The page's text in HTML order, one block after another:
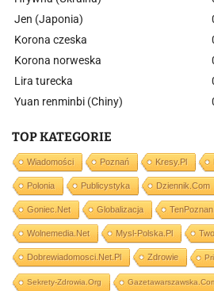
Jen (Japonia)
Korona czeska
Korona norweska
Lira turecka
Yuan renminbi (Chiny)
TOP KATEGORIE
Wiadomości Poznań Kresy.pl
Polonia Publicystyka Dziennik.com
Goniec.net Globalizacja
Wolnemedia.net Mysl-Polska.pl
Dobrewiadomosci.net.pl Zdrowie
Sekrety-Zdrowia.org